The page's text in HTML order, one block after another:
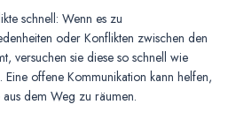
schnell: Wenn es zu
oder Konflikten zwischen den
versuchen sie diese so schnell wie
offene Kommunikation kann helfen,
aus dem Weg zu räumen.